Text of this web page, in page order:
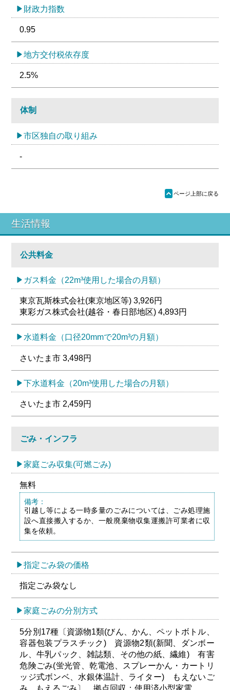
財政力指数
0.95
地方交付税依存度
2.5%
体制
市区独自の取り組み
-
ü ページ上部に戻る
生活情報
公共料金
ガス料金（22m³使用した場合の月額）
東京瓦斯株式会社(東京地区等) 3,926円
東彩ガス株式会社(越谷・春日部地区) 4,893円
水道料金（口径20mmで20m³の月額）
さいたま市 3,498円
下水道料金（20m³使用した場合の月額）
さいたま市 2,459円
ごみ・インフラ
家庭ごみ収集(可燃ごみ)
無料
備考：
引越し等による一時多量のごみについては、ごみ処理施
設へ直接搬入するか、一般廃棄物収集運搬許可業者に収
集を依頼。
指定ごみ袋の価格
指定ごみ袋なし
家庭ごみの分別方式
5分別17種〔資源物1類(びん、かん、ペットボトル、
容器包装プラスチック) 資源物2類(新聞、ダンボー
ル、牛乳パック、雑誌類、その他の紙、繊維) 有害
危険ごみ(蛍光管、乾電池、スプレーかん・カートリ
ッジ式ボンベ、水銀体温計、ライター) もえないご
み もえるごみ〕 拠点回収：使用済小型家電